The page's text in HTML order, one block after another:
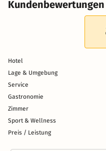
Kundenbewertungen
Hotel
Lage & Umgebung
Service
Gastronomie
Zimmer
Sport & Wellness
Preis / Leistung